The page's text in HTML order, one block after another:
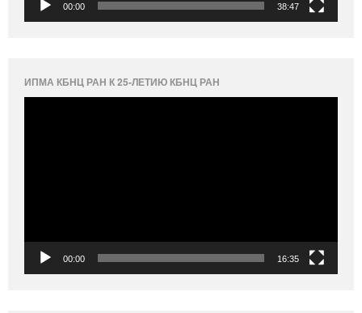
00:00 38:47
ИПМА КБНЦ РАН К 25-ЛЕТИЮ КБНЦ РАН
00:00 16:35